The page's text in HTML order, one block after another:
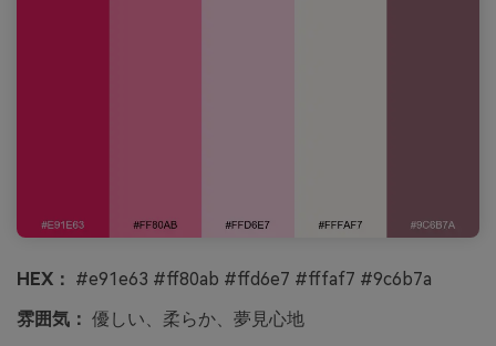
HEX： #e91e63 #ff80ab #ffd6e7 #fffaf7 #9c6b7a
雰囲気： 優しい、柔らか、夢見心地